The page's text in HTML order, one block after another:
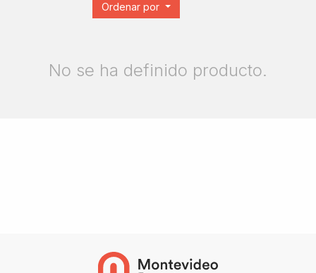
Ordenar por
No se ha definido producto.